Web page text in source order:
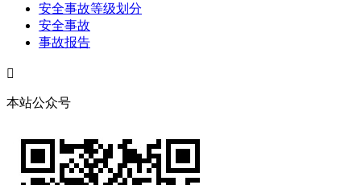
安全事故等级划分
安全事故
事故报告

本站公众号